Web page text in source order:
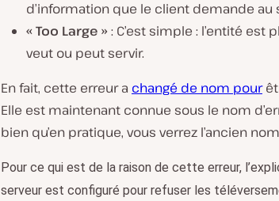
d’information que le client demande au
« Too Large »: C’est simple : l’entité
veut ou peut servir.
En fait, cette erreur a changé de nom pour
Elle est maintenant connue sous le nom
bien qu’en pratique, vous verrez l’ancien
Pour ce qui est de la raison de cette erreur,
serveur est configuré pour refuser les